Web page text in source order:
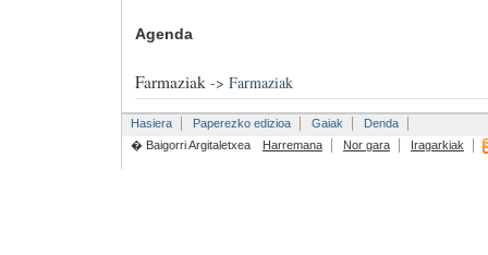
Agenda
Farmaziak -> Farmaziak
Hasiera Paperezko edizioa Gaiak
Denda
� Baigorri Argitaletxea
Harremana Nor gara Iragarkiak